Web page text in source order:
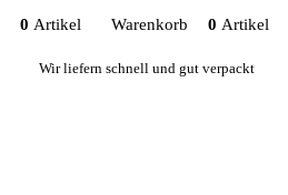
Wir liefern schnell und gut verpackt
Warenkorb 0 Artikel
0 Artikel